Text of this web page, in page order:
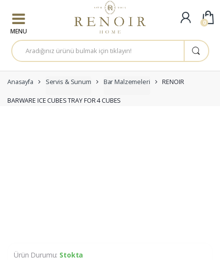
A
r
a
a
:
Anasayfa Servis & Sunum Bar Malzemeleri RENOIR
BARWARE ICE CUBES TRAY FOR 4 CUBES
Ürün Durumu: Stokta
0